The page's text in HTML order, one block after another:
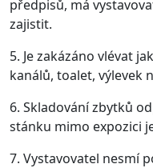
předpisů, má
zajistit.
5. Je zakázáno vlévat
kanálů, toalet, výlevek
6. Skladování zbytků
stánku mimo expozici
7. Vystavovatel nesmí